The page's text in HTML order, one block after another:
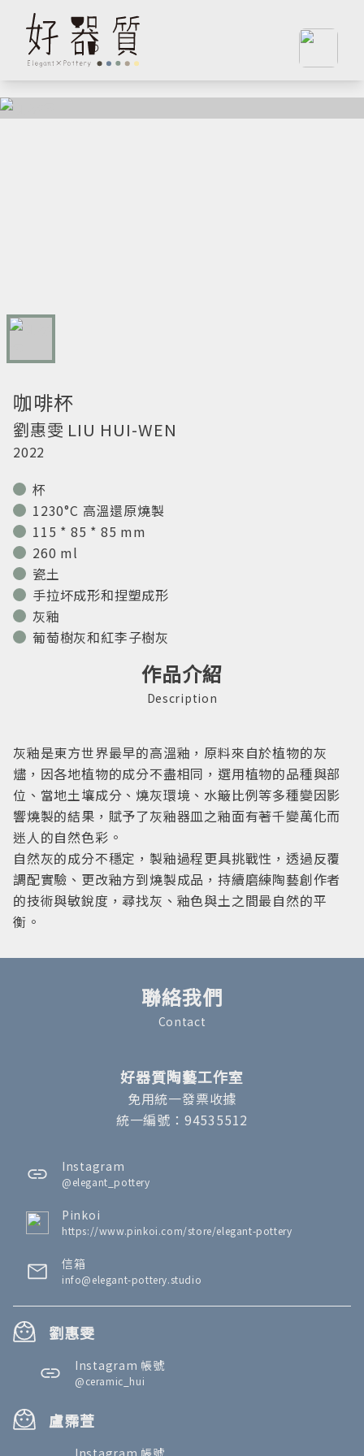
咖啡杯
劉惠雯 LIU HUI-WEN
2022
杯
1230°C 高溫還原燒製
115 * 85 * 85 mm
260 ml
瓷土
手拉坏成形和捏塑成形
灰釉
葡萄樹灰和紅李子樹灰
作品介紹
Description
灰釉是東方世界最早的高溫釉，原料來自於植物的灰
燼，因各地植物的成分不盡相同，選用植物的品種與部
位、當地土壤成分、燒灰環境、水簸比例等多種變因影
響燒製的結果，賦予了灰釉器皿之釉面有著千變萬化而
迷人的自然色彩。
自然灰的成分不穩定，製釉過程更具挑戰性，透過反覆
調配實驗、更改釉方到燒製成品，持續磨練陶藝創作者
的技術與敏銳度，尋找灰、釉色與土之間最自然的平
衡。
聯絡我們
Contact
好器質陶藝工作室
免用統一發票收據
統一編號：94535512
Instagram
@elegant_pottery
Pinkoi
https://www.pinkoi.com/store/elegant-pottery
信箱
info@elegant-pottery.studio
劉惠雯
Instagram 帳號
@ceramic_hui
盧霈萱